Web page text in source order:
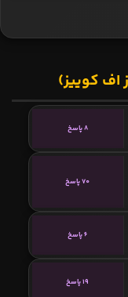
اف کوییز)
8 پاسخ
70 پاسخ
6 پاسخ
19 پاسخ